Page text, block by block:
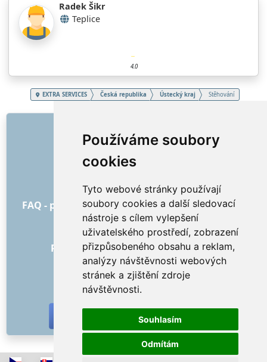
Používáme soubory
cookies
Tyto webové stránky používají
soubory cookies a další sledovací
nástroje s cílem vylepšení
uživatelského prostředí, zobrazení
přizpůsobeného obsahu a reklam,
analýzy návštěvnosti webových
stránek a zjištění zdroje
návštěvnosti.
Souhlasím
Odmítám
Radek Šikr
Teplice
4.0
EXTRA SERVICES Česká republika Ústecký kraj Stěhování
O nás
Jak to všechno začalo
Všeobecné obchodní podmínky
FAQ - pro objednatele FAQ - pro poskytovatele
Reklama a marketing
Blog
Recenze objednávek s hodnocením
Kontakt
SOCIÁLNÍ SÍTĚ